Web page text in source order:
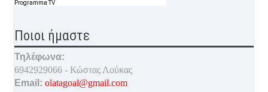
Programma TV
Ποιοι ήμαστε
Τηλέφωνα:
6942929066 - Κώστας Λούκας
Email: olatagoal@gmail.com